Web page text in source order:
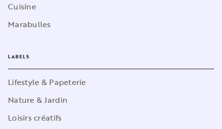
Cuisine
Marabulles
LABELS
Lifestyle & Papeterie
Nature & Jardin
Loisirs créatifs